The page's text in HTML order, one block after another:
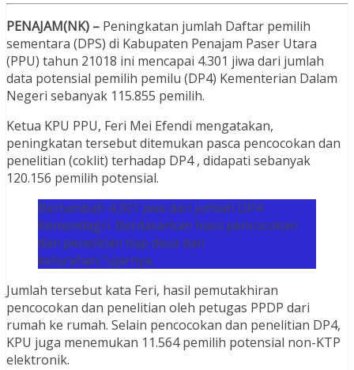
PENAJAM(NK) – Peningkatan jumlah Daftar pemilih
sementara (DPS) di Kabupaten Penajam Paser Utara
(PPU) tahun 21018 ini mencapai 4.301 jiwa dari jumlah
data potensial pemilih pemilu (DP4) Kementerian Dalam
Negeri sebanyak 115.855 pemilih.
Ketua KPU PPU, Feri Mei Efendi mengatakan,
peningkatan tersebut ditemukan pasca pencocokan dan
penelitian (coklit) terhadap DP4 , didapati sebanyak
120.156 pemilih potensial.
Bertambah 4.301 jiwa dari jumlah DP4
Kemendagri. Berdasarkan hasil pencocokan
dan penelitian tiap desa dan
kelurahan,”ujarnya.
Jumlah tersebut kata Feri, hasil pemutakhiran
pencocokan dan penelitian oleh petugas PPDP dari
rumah ke rumah. Selain pencocokan dan penelitian DP4,
KPU juga menemukan 11.564 pemilih potensial non-KTP
elektronik.